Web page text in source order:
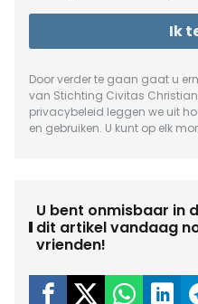
Ik
Door verder te gaan gaat u
van Stichting Civitas
privacybeleid leggen we uit
en gebruiken. U kunt op elk
U bent onmisbaar in
dit artikel vandaag
vrienden!